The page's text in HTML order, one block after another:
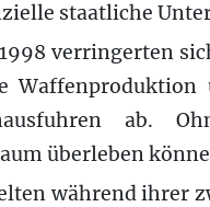
staatliche
verringerten
ab.
überleben
während ihrer